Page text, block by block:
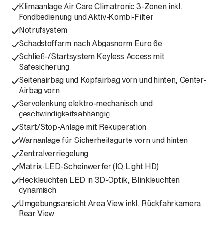
Klimaanlage Air Care Climatronic 3-Zonen inkl.
Fondbedienung und Aktiv-Kombi-Filter
Notrufsystem
Schadstoffarm nach Abgasnorm Euro 6e
Schließ-/Startsystem Keyless Access mit
Safesicherung
Seitenairbag und Kopfairbag vorn und hinten, Center-
Airbag vorn
Servolenkung elektro-mechanisch und
geschwindigkeitsabhängig
Start/Stop-Anlage mit Rekuperation
Warnanlage für Sicherheitsgurte vorn und hinten
Zentralverriegelung
Matrix-LED-Scheinwerfer (IQ.Light HD)
Heckleuchten LED in 3D-Optik, Blinkleuchten
dynamisch
Umgebungsansicht Area View inkl. Rückfahrkamera
Rear View